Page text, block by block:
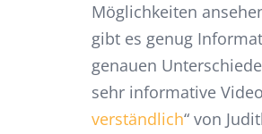
Möglichkeiten
gibt es genug
genauen
sehr informative
verständlich“ von